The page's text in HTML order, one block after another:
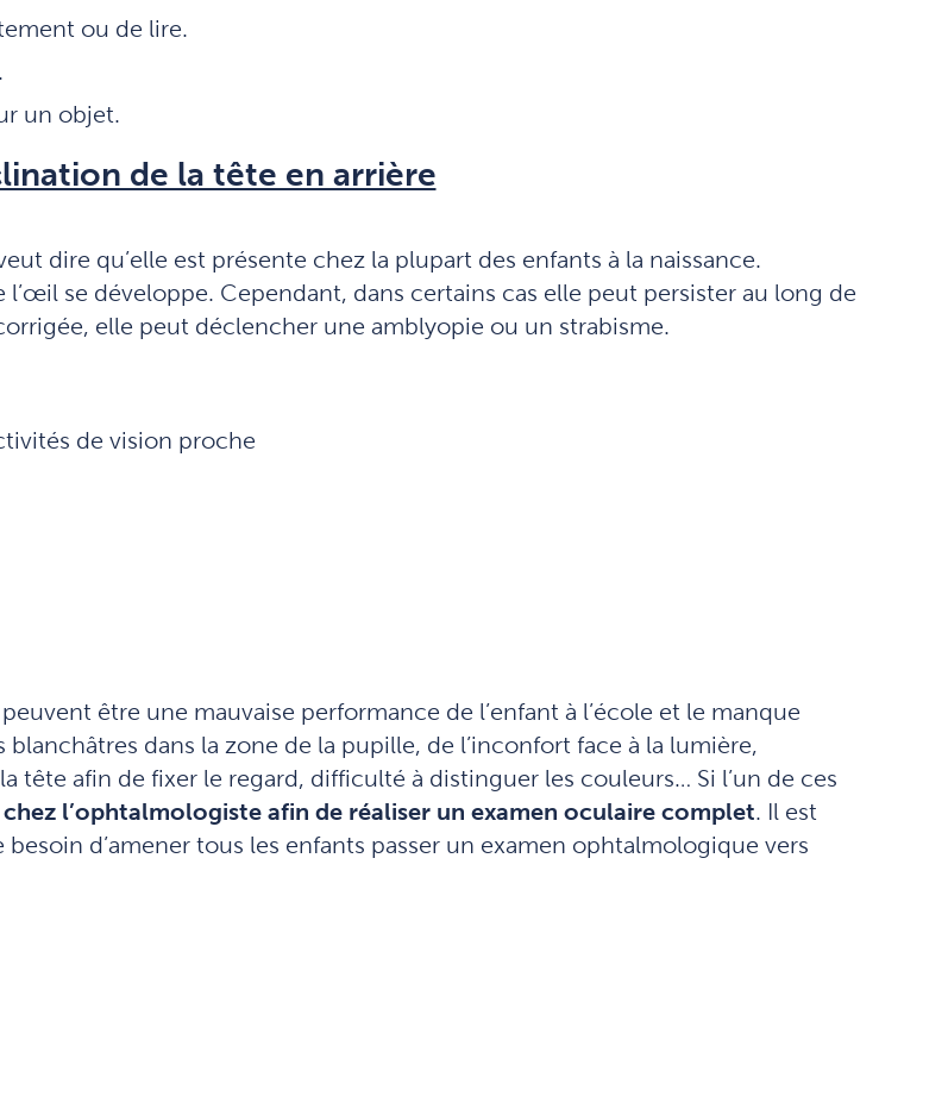
ou de lire.
un objet.
de la tête en arrière
dire qu’elle est présente chez la plupart des enfants à la naissance.
se développe. Cependant, dans certains cas elle peut persister au long de
elle peut déclencher une amblyopie ou un strabisme.
de vision proche
être une mauvaise performance de l’enfant à l’école et le manque
dans la zone de la pupille, de l’inconfort face à la lumière,
tête afin de fixer le regard, difficulté à distinguer les couleurs… Si l’un de ces
l’ophtalmologiste afin de réaliser un examen oculaire complet. Il est
d’amener tous les enfants passer un examen ophtalmologique vers